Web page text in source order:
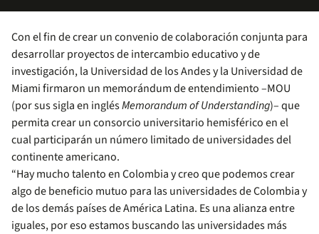
Con el fin de crear un convenio de colaboración conjunta para
desarrollar proyectos de intercambio educativo y de
investigación, la Universidad de los Andes y la Universidad de
Miami firmaron un memorándum de entendimiento –MOU
(por sus sigla en inglésMemorandum of Understanding)– que
permita crear un consorcio universitario hemisférico en el
cual participarán un número limitado de universidades del
continente americano.
“Hay mucho talento en Colombia y creo que podemos crear
algo de beneficio mutuo para las universidades de Colombia y
de los demás países de América Latina. Es una alianza entre
iguales, por eso estamos buscando las universidades más